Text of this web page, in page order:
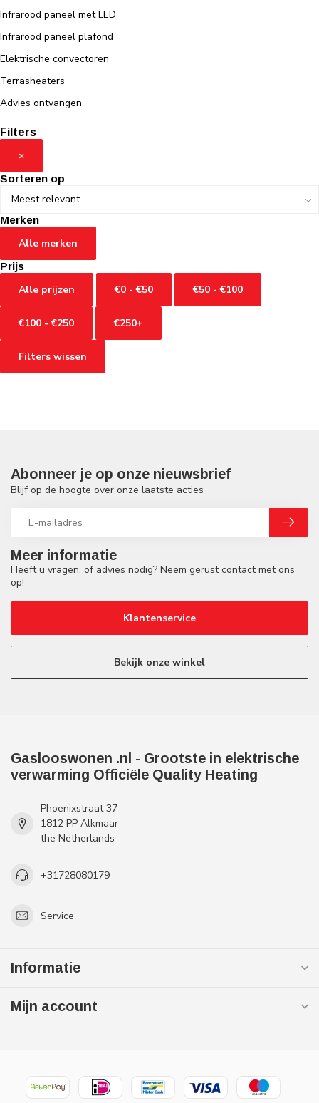
Infrarood paneel met LED
Infrarood paneel plafond
Elektrische convectoren
Terrasheaters
Advies ontvangen
Filters
×
Sorteren op
Merken
Alle merken
Prijs
Alle prijzen €0 - €50 €50 - €100
€100 - €250 €250+
Filters wissen
Meer informatie
Heeft u vragen, of advies nodig? Neem gerust contact met ons
op!
Klantenservice
Bekijk onze winkel
Abonneer je op onze nieuwsbrief
Blijf op de hoogte over onze laatste acties
Gaslooswonen .nl - Grootste in elektrische
verwarming Officiële Quality Heating
Phoenixstraat 37
1812 PP Alkmaar
the Netherlands
+31728080179
Service
Informatie
Mijn account